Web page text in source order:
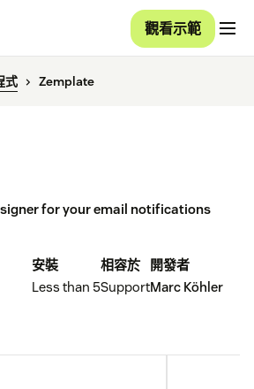
觀看示範
式 Zemplate
for your email notifications
安裝
Less than 5
相容於
Support
開發者
Marc Köhler